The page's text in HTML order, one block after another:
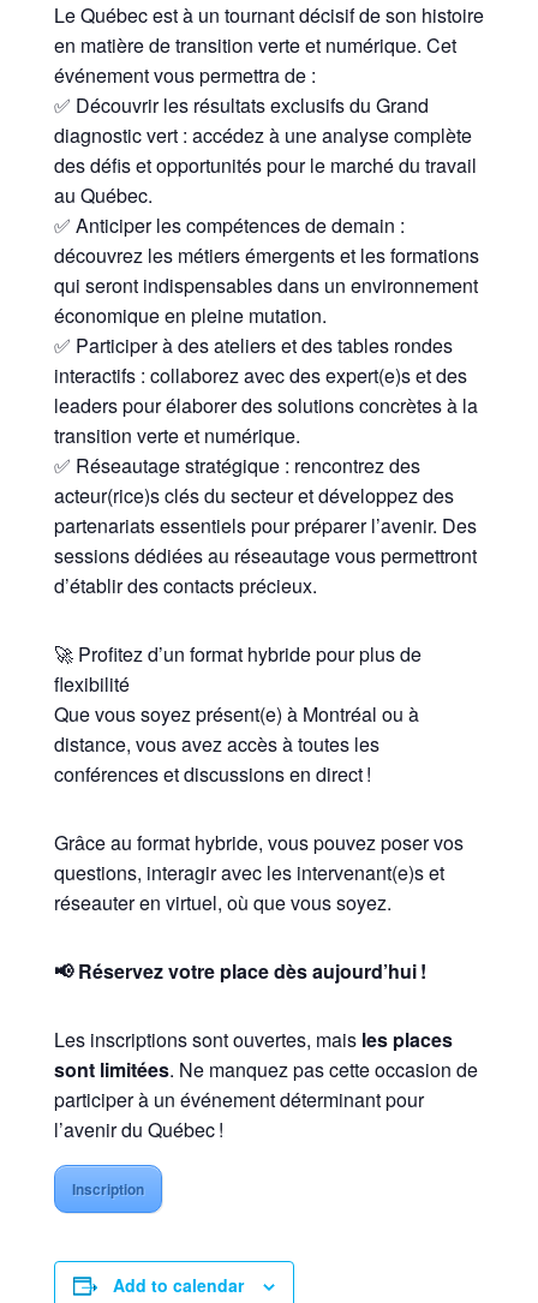
Le Québec est à un tournant décisif de son histoire
en matière de transition verte et numérique. Cet
événement vous permettra de :
✅ Découvrir les résultats exclusifs du Grand
diagnostic vert : accédez à une analyse complète
des défis et opportunités pour le marché du travail
au Québec.
✅ Anticiper les compétences de demain :
découvrez les métiers émergents et les formations
qui seront indispensables dans un environnement
économique en pleine mutation.
✅ Participer à des ateliers et des tables rondes
interactifs : collaborez avec des expert(e)s et des
leaders pour élaborer des solutions concrètes à la
transition verte et numérique.
✅ Réseautage stratégique : rencontrez des
acteur(rice)s clés du secteur et développez des
partenariats essentiels pour préparer l’avenir. Des
sessions dédiées au réseautage vous permettront
d’établir des contacts précieux.
🚀 Profitez d’un format hybride pour plus de
flexibilité
Que vous soyez présent(e) à Montréal ou à
distance, vous avez accès à toutes les
conférences et discussions en direct !
Grâce au format hybride, vous pouvez poser vos
questions, interagir avec les intervenant(e)s et
réseauter en virtuel, où que vous soyez.
📢Réservez votre place dès aujourd’hui !
Les inscriptions sont ouvertes, mais les places
sont limitées. Ne manquez pas cette occasion de
participer à un événement déterminant pour
l’avenir du Québec !
Inscription
Add to calendar